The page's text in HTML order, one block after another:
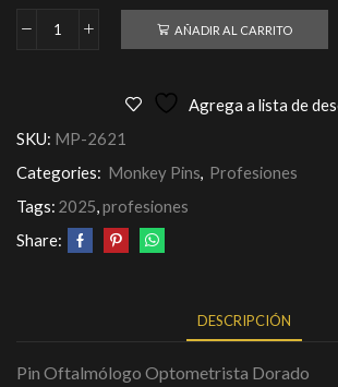
AÑADIR AL CARRITO
Agrega a lista de
SKU: MP-2621
Categories: Monkey Pins, Profesiones
Tags: 2025,profesiones
Share:
DESCRIPCIÓN
Pin Oftalmólogo Optometrista Dorado